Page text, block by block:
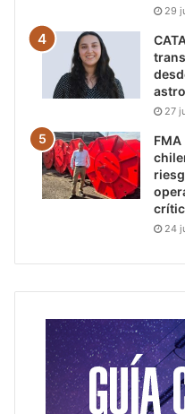
29
27
24